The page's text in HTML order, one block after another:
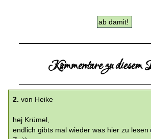
Kommentare zu
2. von Heike
hej Krümel,
endlich gibts mal wieder was hier zu lesen